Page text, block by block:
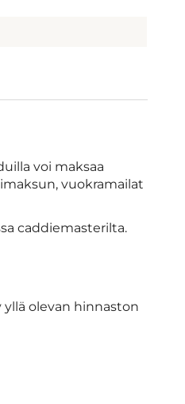
voi maksaa
vuokramailat
caddiemasterilta.
olevan hinnaston